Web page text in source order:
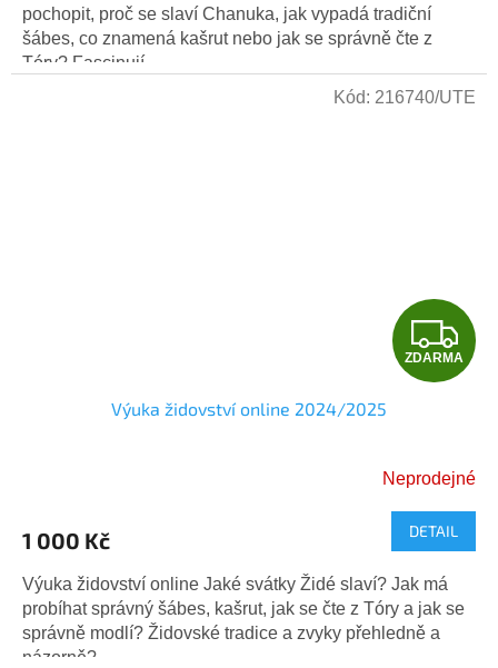
pochopit, proč se slaví Chanuka, jak vypadá tradiční
šábes, co znamená kašrut nebo jak se správně čte z
Tóry? Fascinují...
Z
D
R
M
A
ZDARMA
Výuka židovství online 2024/2025
produktu
5,0
z
5
hvězdiček.
Neprodejné
1 000 Kč DETAIL
Výuka židovství online Jaké svátky Židé slaví? Jak má
probíhat správný šábes, kašrut, jak se čte z Tóry a jak se
správně modlí? Židovské tradice a zvyky přehledně a
názorně?...
Kód: 216740/UTE